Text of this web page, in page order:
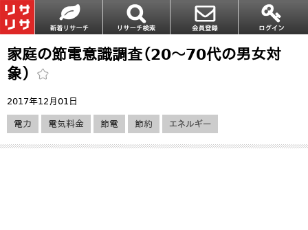
家庭の節電意識調査（20～70代の男女対
象）
2017年12月01日
電力 電気料金 節電 節約 エネルギー